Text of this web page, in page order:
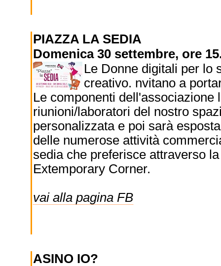
PIAZZA LA SEDIA
Domenica 30 settembre, ore
Le Donne digitali per lo
creativo. nvitano a
Le componenti dell'associazione
riunioni/laboratori del nostro
personalizzata e poi sarà
delle numerose attività
sedia che preferisce attraverso
Extemporary Corner.
vai alla pagina FB
ASINO IO?